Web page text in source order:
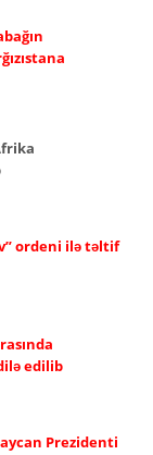
ordeni ilə təltif
edilib
Prezidenti